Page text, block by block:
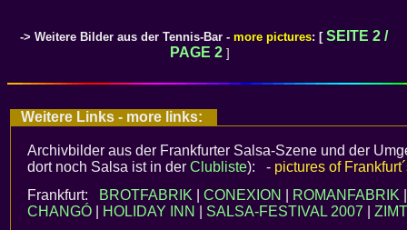
-> Weitere Bilder aus der Tennis-Bar - more pictures: [ SEITE 2 /
PAGE 2 ]
Weitere Links - more links:
Archivbilder aus der Frankfurter Salsa-Szene und der
dort noch Salsa ist in der Clubliste): - pictures of
Frankfurt:
BROTFABRIK CONEXION ROMANFABRIK
CHANGÓ
HOLIDAY INN SALSA-FESTIVAL 2007